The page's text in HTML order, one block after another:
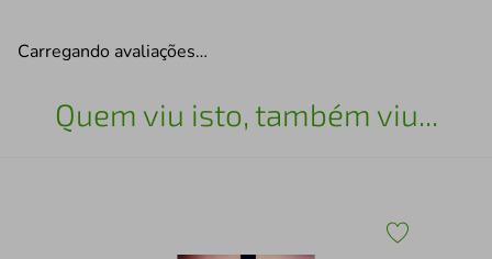
Carregando avaliações…
Quem viu isto, também viu...